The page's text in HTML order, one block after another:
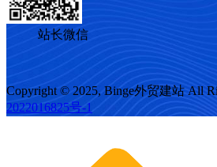
站长微信
Copyright © 2025, Binge外贸建站 All
2022016825号-1